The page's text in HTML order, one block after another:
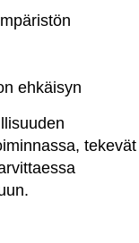
ehkäisyn
tekevät